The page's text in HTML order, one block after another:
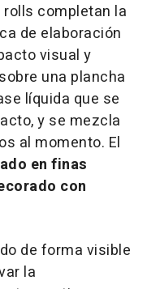
rolls completan la
de elaboración
visual y
una plancha
líquida que se
y se mezcla
al momento. El
en finas
con
de forma visible
la